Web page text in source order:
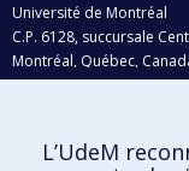
Université de Montréal
C.P. 6128, succursale
Montréal, Québec,
H3C 3J7
L’UdeM